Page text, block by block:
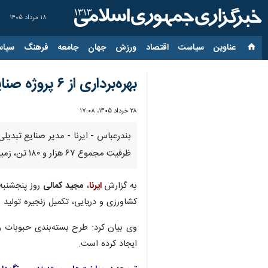
۱۸ مرداد ۱۴۰۵
عناوین‌ سیاست اقتصاد ورزش جهان جامعه فرهنگ
بهره‌برداری از ۶ پروژه صنایع تبدیلی کشاورزی در هرمزگان
۲۸ خرداد ۱۴۰۵، ۱۷:۰۸